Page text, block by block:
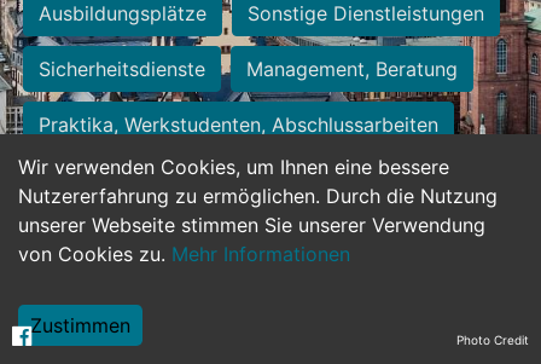
Wir verwenden Cookies, um Ihnen eine bessere
Nutzererfahrung zu ermöglichen. Durch die Nutzung
unserer Webseite stimmen Sie unserer Verwendung
von Cookies zu. Mehr Informationen
Zustimmen
Ausbildungsplätze Sonstige Dienstleistungen
Sicherheitsdienste Management, Beratung
Praktika, Werkstudenten, Abschlussarbeiten
Personalwesen Assistenz, Sekretariat
Hilfskräfte, Aushilfs- und Nebenjobs
Weiterbildung, Studium, duale Ausbildung Photo Credit